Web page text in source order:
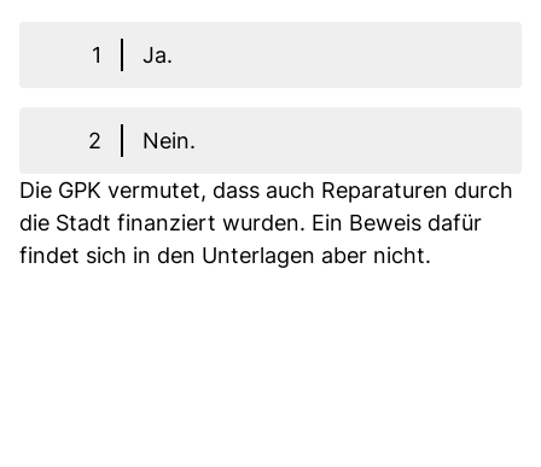
1 Ja.
2
Nein.
Die GPK vermutet, dass auch Reparaturen durch
die Stadt finanziert wurden. Ein Beweis dafür
findet sich in den Unterlagen aber nicht.